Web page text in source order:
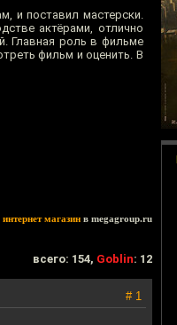
и поставил мастерски.
актёрами, отлично
Главная роль в фильме
фильм и оценить. В
интернет магазин в megagroup.ru
всего: 154, Goblin: 12
# 1